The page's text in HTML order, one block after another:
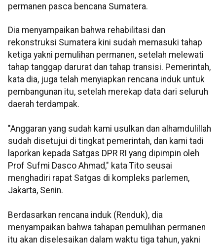
permanen pasca bencana Sumatera.
Dia menyampaikan bahwa rehabilitasi dan
rekonstruksi Sumatera kini sudah memasuki tahap
ketiga yakni pemulihan permanen, setelah melewati
tahap tanggap darurat dan tahap transisi. Pemerintah,
kata dia, juga telah menyiapkan rencana induk untuk
pembangunan itu, setelah merekap data dari seluruh
daerah terdampak.
"Anggaran yang sudah kami usulkan dan alhamdulillah
sudah disetujui di tingkat pemerintah, dan kami tadi
laporkan kepada Satgas DPR RI yang dipimpin oleh
Prof Sufmi Dasco Ahmad," kata Tito seusai
menghadiri rapat Satgas di kompleks parlemen,
Jakarta, Senin.
Berdasarkan rencana induk (Renduk), dia
menyampaikan bahwa tahapan pemulihan permanen
itu akan diselesaikan dalam waktu tiga tahun, yakni